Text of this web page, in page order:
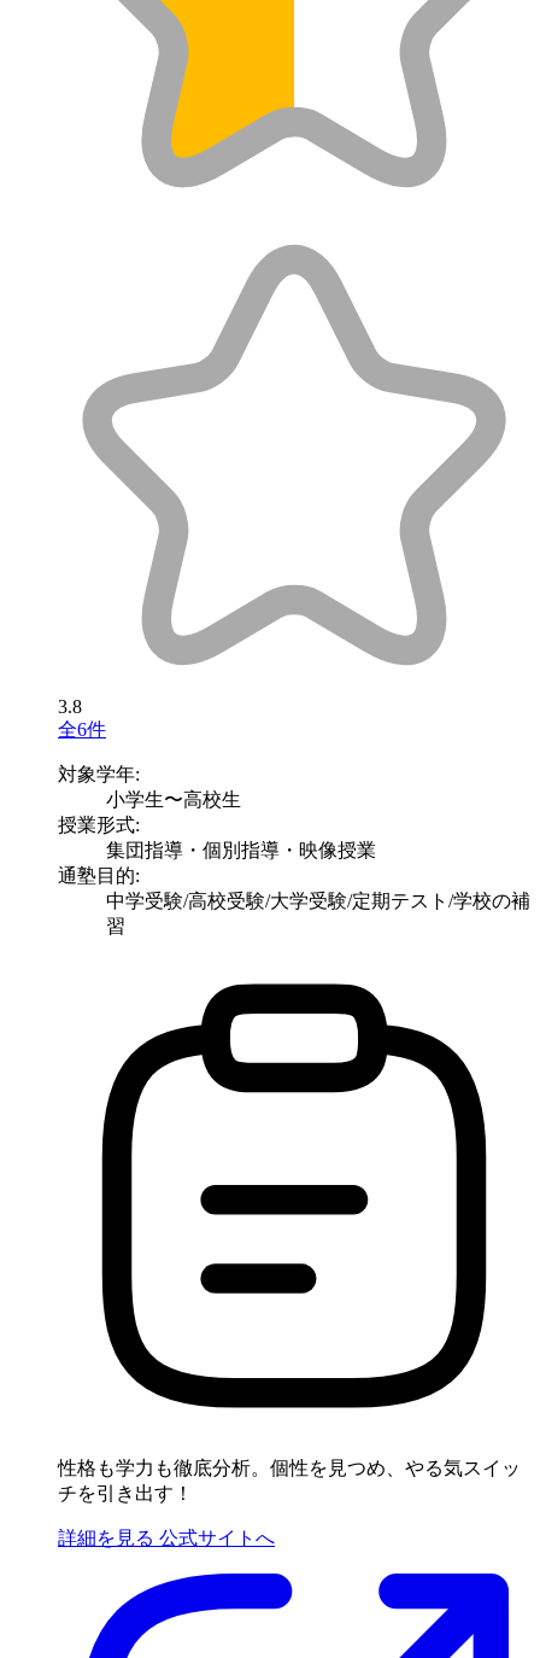
3.8
全6件
対象学年:
小学生〜高校生
授業形式:
集団指導・個別指導・映像授業
通塾目的:
中学受験/高校受験/大学受験/定期テスト/学校の補
習
性格も学力も徹底分析。個性を見つめ、やる気スイッ
チを引き出す！
詳細を見る 公式サイトへ